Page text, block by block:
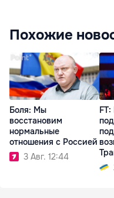
Похожие
Боля: Мы
восстановим
нормальные
отношения с Россией
3 Авг. 12:44